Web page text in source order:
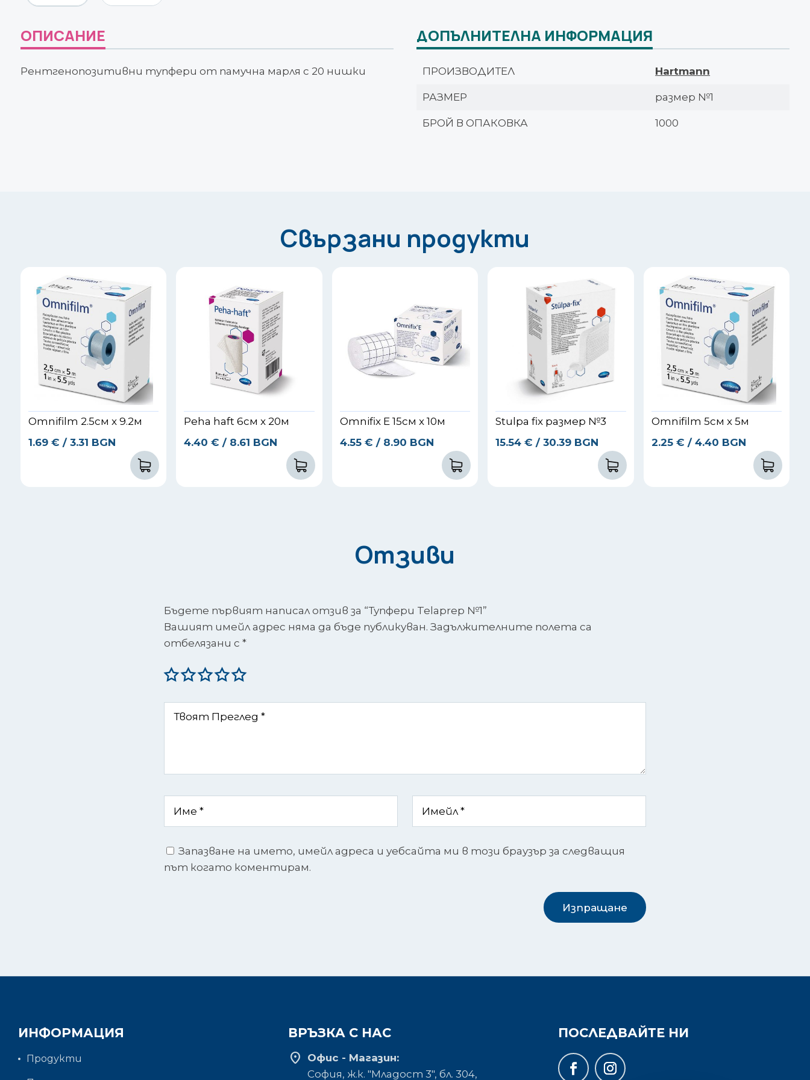
ОПИСАНИЕ
Рентгенопозитивни тупфери от памучна марля с 20 нишки
ДОПЪЛНИТЕЛНА ИНФОРМАЦИЯ
ПРОИЗВОДИТЕЛ Hartmann
РАЗМЕР размер №1
БРОЙ В ОПАКОВКА 1000
Свързани продукти
Omnifilm 2.5см x 9.2м
1.69 € / 3.31 BGN
Peha haft 6см x 20м
4.40€ / 8.61 BGN
Omnifix E 15см x 10м
4.55 € / 8.90 BGN
Stulpa fix размер №3
15.54€ / 30.39 BGN
Omnifilm 5см x 5м
2.25 € / 4.40 BGN
Отзиви
Бъдете първият написал отзив за “Тупфери Telaprep №1”
Вашият имейл адрес няма да бъде публикуван. Задължителните полета са
отбелязани с *
Запазване на името, имейл адреса и уебсайта ми в този браузър за следващия
път когато коментирам.
Изпращане
ИНФОРМАЦИЯ
Продукти
ВРЪЗКА С НАС
location_on
Офис - Магазин:
София, ж.к. "Младост 3", бл. 304,
ПОСЛЕДВАЙТЕ НИ